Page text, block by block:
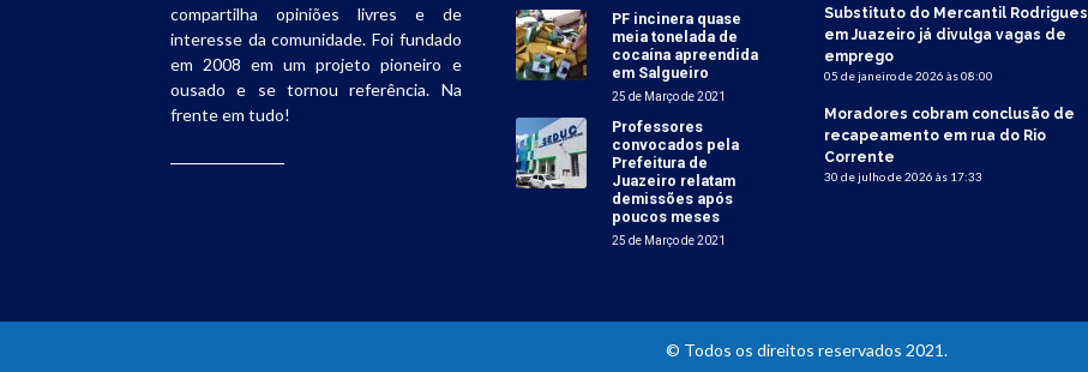
compartilha opiniões livres e de
interesse da comunidade. Foi fundado
em 2008 em um projeto pioneiro e
ousado e se tornou referência. Na
frente em tudo!
PF incinera quase
meia tonelada de
cocaína apreendida
em Salgueiro
25 de Março de 2021
Professores
convocados pela
Prefeitura de
Juazeiro relatam
demissões após
poucos meses
25 de Março de 2021
Substituto do Mercantil Rodrigues
em Juazeiro já divulga vagas de
emprego
05 de janeiro de 2026 às 08:00
Moradores cobram conclusão de
recapeamento em rua do Rio
Corrente
30 de julho de 2026 às 17:33
© Todos os direitos reservados 2021.